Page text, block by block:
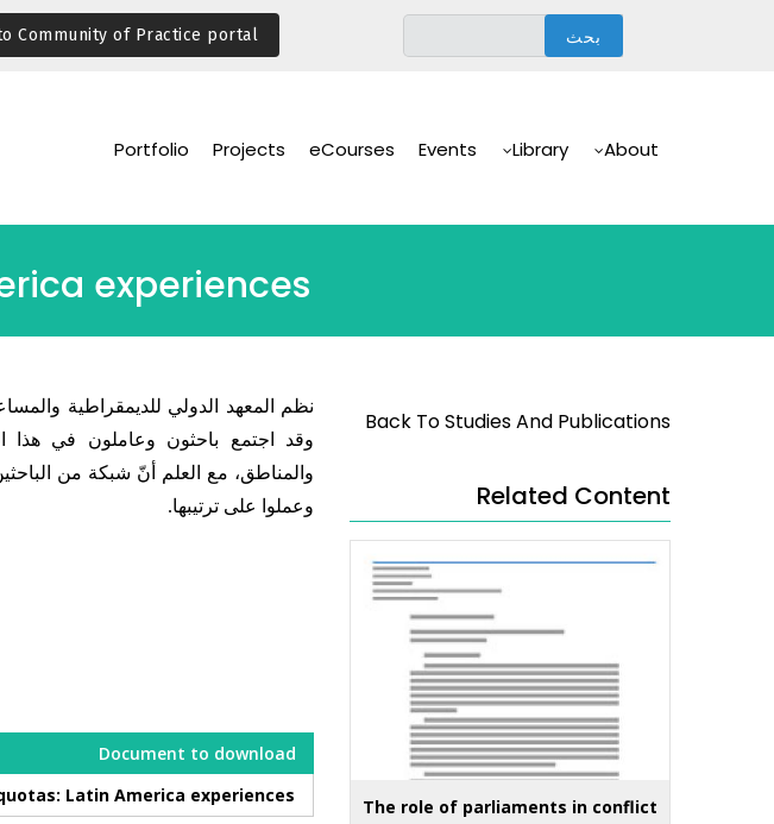
Community of Practice portal
Navigation
About
Library
Events
eCourses
Projects
Portfolio
experiences
نظم المعهد الدولي للديمقراطية
وقد اجتمع باحثون وعاملون في هذا
والمناطق، مع العلم أنّ شبكة من
وعملوا على ترتيبها.
Document to download
Latin America experiences
Back To Studies And Publications
Related Content
The role of parliaments in conflict